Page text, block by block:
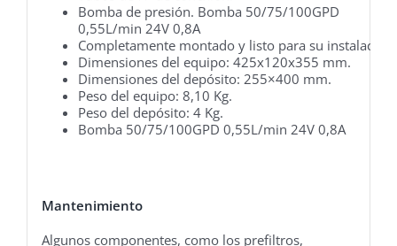
Bomba de presión. Bomba 50/75/100GPD
0,55L/min 24V 0,8A
Completamente montado y listo para su instalación.
Dimensiones del equipo: 425x120x355 mm.
Dimensiones del depósito: 255×400 mm.
Peso del equipo: 8,10 Kg.
Peso del depósito: 4 Kg.
Bomba 50/75/100GPD 0,55L/min 24V 0,8A
Mantenimiento
Algunos componentes, como los prefiltros,